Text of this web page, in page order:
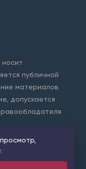
публичной
материалов
допускается
сервис Yandex
обработки данных